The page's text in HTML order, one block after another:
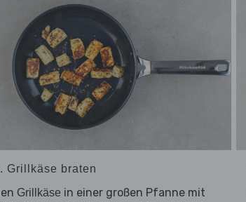
Grillkäse braten
Grillkäse in einer großen Pfanne mit